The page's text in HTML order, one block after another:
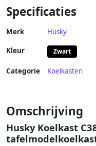
Specificaties
Merk Husky
Kleur Zwart
Categorie Koelkasten
Omschrijving
Husky Koelkast